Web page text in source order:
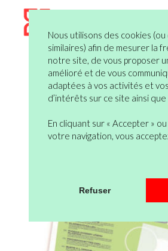
Nous utilisons des cookies
similaires) afin de mesurer la
notre site, de vous proposer
amélioré et de vous
adaptées à vos activités et
d’intérêts sur ce site ainsi
En cliquant sur « Accepter »
votre navigation, vous
Refuser